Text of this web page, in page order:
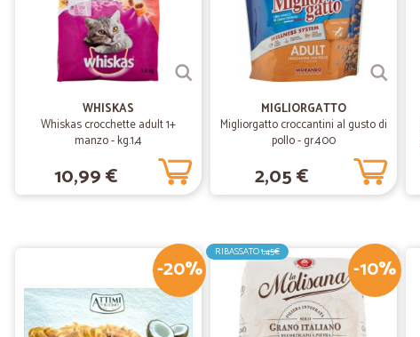
WHISKAS
Whiskas crocchette adult 1+
manzo - kg.1,4
10,99 €
MIGLIORGATTO
Migliorgatto croccantini al gusto di
pollo - gr.400
2,05 €
-20% -10%
RIBASSATO1,45€